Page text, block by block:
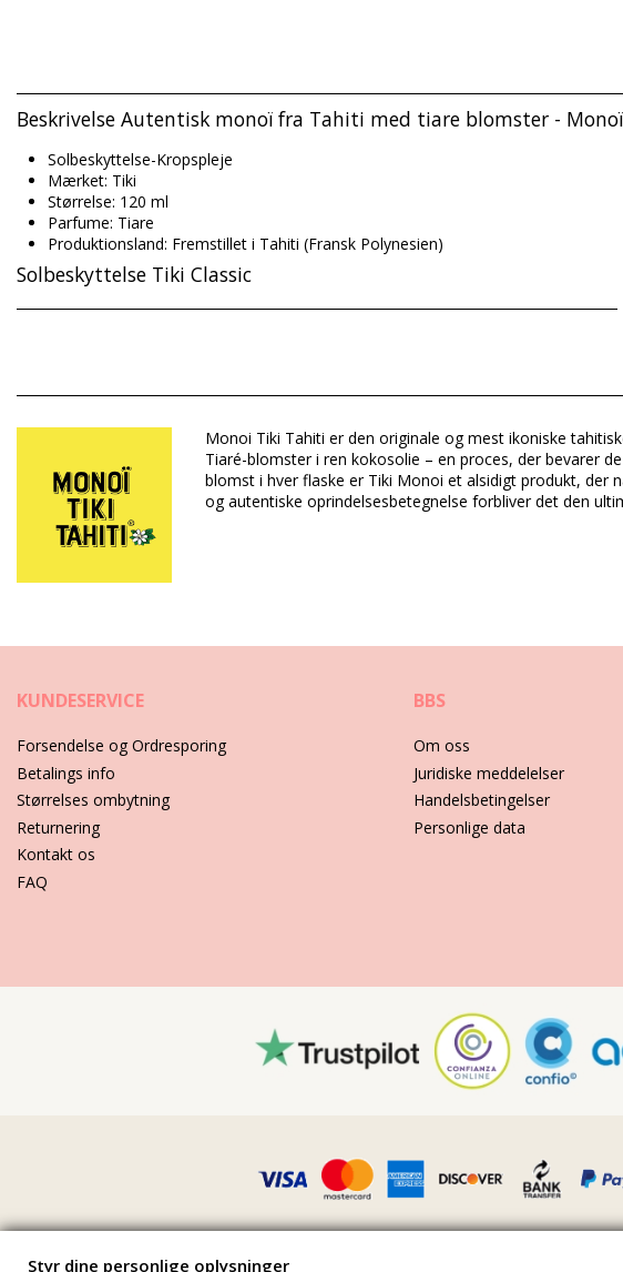
Beskrivelse Autentisk monoï fra Tahiti med tiare blomster -
Solbeskyttelse-Kropspleje
Mærket: Tiki
Størrelse: 120 ml
Parfume: Tiare
Produktionsland: Fremstillet i Tahiti (Fransk Polynesien)
Solbeskyttelse Tiki Classic
Afdeling: Unisex, Solbeskyttelse
Pakken inkluderer: 1 x Solbeskyttelse (Andre accessoirer er ikke inkluderet)
HS CODE: 330499
SKU: 1974034
EAN: Størrelse unik (3504750011028)
Vægt: 130g / 0.29lb / 4.59oz
Monoi Tiki Tahiti er den originale og mest ikoniske
Tiaré-blomster i ren kokosolie – en proces, der bevarer
blomst i hver flaske er Tiki Monoi et alsidigt produkt, der
og autentiske oprindelsesbetegnelse forbliver det den
KUNDESERVICE
Forsendelse og Ordresporing
Betalings info
Størrelses ombytning
Returnering
Kontakt os
FAQ
BBS
Om oss
Juridiske meddelelser
Handelsbetingelser
Personlige data
Styr dine personlige oplysninger